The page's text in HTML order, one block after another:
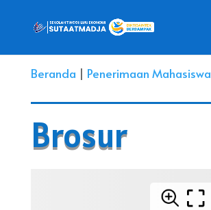
Beranda | Penerimaan Mahasiswa
Brosur